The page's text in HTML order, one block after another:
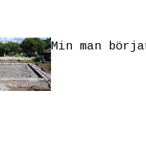
Min man